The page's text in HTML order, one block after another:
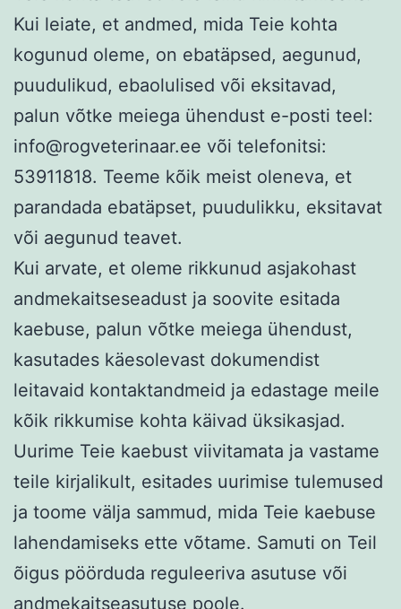
Kui leiate, et andmed, mida Teie kohta
kogunud oleme, on ebatäpsed, aegunud,
puudulikud, ebaolulised või eksitavad,
palun võtke meiega ühendust e-posti teel:
info@rogveterinaar.ee või telefonitsi:
53911818. Teeme kõik meist oleneva, et
parandada ebatäpset, puudulikku, eksitavat
või aegunud teavet.
Kui arvate, et oleme rikkunud asjakohast
andmekaitseseadust ja soovite esitada
kaebuse, palun võtke meiega ühendust,
kasutades käesolevast dokumendist
leitavaid kontaktandmeid ja edastage meile
kõik rikkumise kohta käivad üksikasjad.
Uurime Teie kaebust viivitamata ja vastame
teile kirjalikult, esitades uurimise tulemused
ja toome välja sammud, mida Teie kaebuse
lahendamiseks ette võtame. Samuti on Teil
õigus pöörduda reguleeriva asutuse või
andmekaitseasutuse poole.